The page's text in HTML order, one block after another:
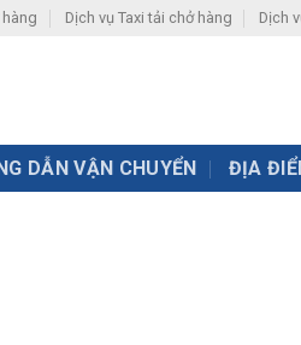
Dịch vụ Taxi tải chở hàng Dịch
DẪN VẬN CHUYỂN ĐỊA